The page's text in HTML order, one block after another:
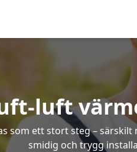
luft
som ett stort steg –
smidig och trygg